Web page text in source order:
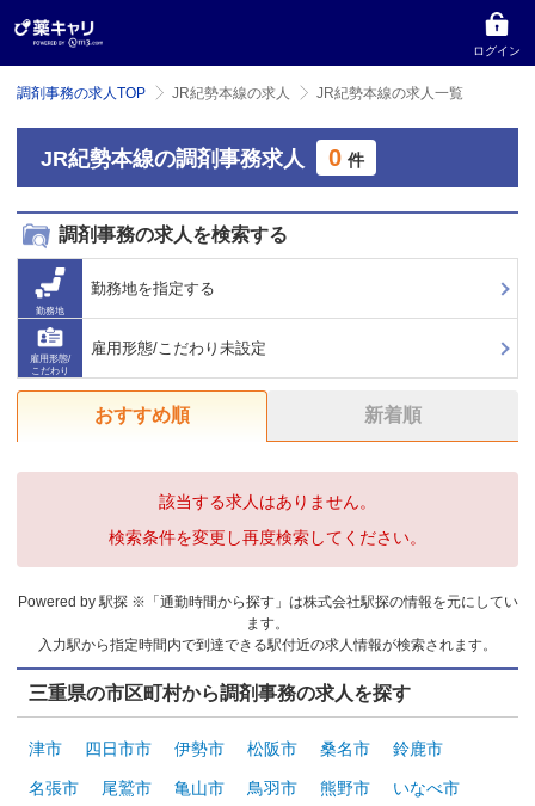
ログイン
調剤事務の求人TOP JR紀勢本線の求人 JR紀勢本線の求人一覧
JR紀勢本線の調剤事務求人 0 件
調剤事務の求人を検索する
勤務地
勤務地を指定する
雇用形態/
こだわり
雇用形態/こだわり未設定
おすすめ順 新着順
該当する求人はありません。
検索条件を変更し再度検索してください。
Powered by 駅探 ※「通勤時間から探す」は株式会社駅探の情報を元にしてい
ます。
入力駅から指定時間内で到達できる駅付近の求人情報が検索されます。
三重県の市区町村から調剤事務の求人を探す
津市 四日市市 伊勢市 松阪市 桑名市 鈴鹿市
名張市 尾鷲市 亀山市 鳥羽市 熊野市 いなべ市